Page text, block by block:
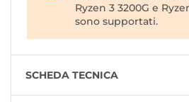
Ryzen 3 3200G e
sono supportati.
SCHEDA TECNICA